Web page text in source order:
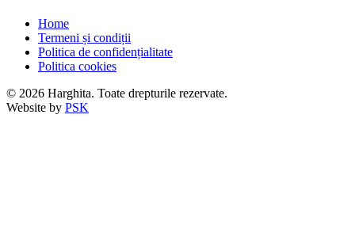
Home
Termeni și condiții
Politica de confidențialitate
Politica cookies
© 2026 Harghita. Toate drepturile rezervate.
Website by PSK